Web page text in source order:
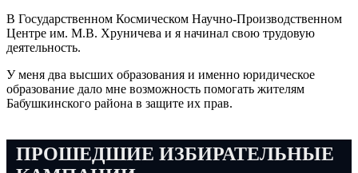
В Государственном Космическом Научно-Производственном
Центре им. М.В. Хруничева и я начинал свою трудовую
деятельность.
У меня два высших образования и именно юридическое
образование дало мне возможность помогать жителям
Бабушкинского района в защите их прав.
ПРОШЕДШИЕ ИЗБИРАТЕЛЬНЫЕ